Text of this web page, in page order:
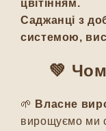
цвітінням.
Саджанці з
системою,
💚
🌱 Власне
вирощуємо ми